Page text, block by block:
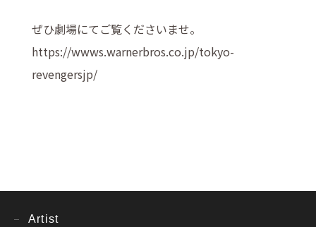
ぜひ劇場にてご覧くださいませ。
https://wwws.warnerbros.co.jp/tokyo-
revengersjp/
Artist